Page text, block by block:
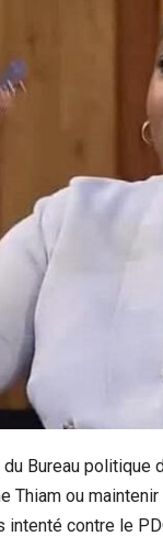
Bureau
Thiam ou
intenté contre le